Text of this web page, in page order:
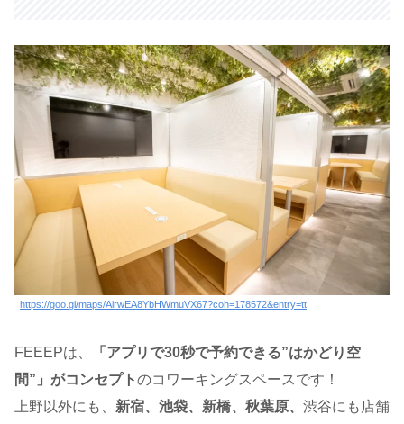
https://goo.gl/maps/AirwEA8YbHWmuVX67?coh=178572&entry=tt
FEEEPは、
「アプリで30秒で予約できる”はかどり空
間”」がコンセプトのコワーキングスペースです！
上野以外にも、 新宿、池袋、新橋、秋葉原、 渋谷にも店舗